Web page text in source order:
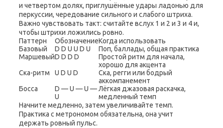
и четвертом долях, приглушённые удары ладонью для
перкуссии, чередование сильного и слабого штриха.
Важно чувствовать такт: считайте вслух 1 и 2 и 3 и 4 и,
чтобы штрихи ложились ровно.
Паттерн
ОбозначениеКогда использовать
Базовый
D D U U D U
Поп, баллады, общая практика
МаршевыйD D D D
Простой ритм для начала,
хорошо для акцента
Ска-ритм
U D U D
Ска, регги или бодрый
аккомпанемент
Босса
D — U — U —
U
Лёгкая джазовая раскачка,
медленный темп
Начните медленно, затем увеличивайте темп.
Практика с метрономом обязательна, она учит
держать ровный пульс.